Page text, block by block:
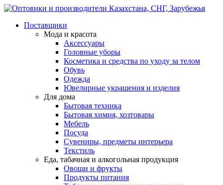
Поставщики
Мода и красота
Аксессуары
Головные уборы
Косметика и средства по уходу за телом
Обувь
Одежда
Ювелирные украшения и изделия
Для дома
Бытовая техника
Бытовая химия, хозтовары
Мебель
Посуда
Сувениры, предметы интерьера
Текстиль
Еда, табачная и алкогольная продукция
Овощи и фрукты
Продукты питания